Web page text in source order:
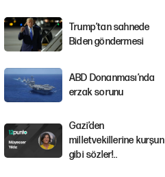
Trump’tan sahnede
Biden göndermesi
ABD Donanması’nda
erzak sorunu
Gazi’den
milletvekillerine kurşun
gibi sözler!..